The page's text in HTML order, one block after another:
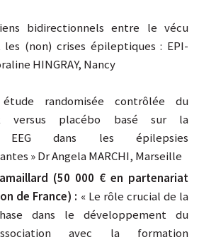
bidirectionnels entre le vécu
(non) crises épileptiques : EPI-
HINGRAY, Nancy
randomisée contrôlée du
versus placébo basé sur la
EEG dans les épilepsies
» Dr Angela MARCHI, Marseille
(50 000 € en partenariat
de France) : « Le rôle crucial de la
dans le développement du
avec la formation